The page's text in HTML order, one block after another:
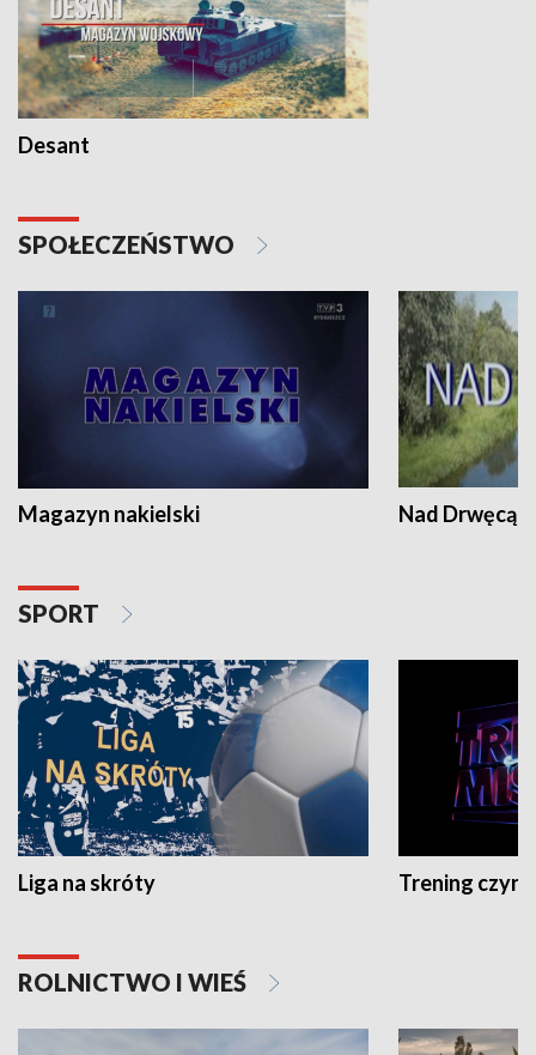
Desant
SPOŁECZEŃSTWO
Magazyn nakielski Nad Drwęcą
SPORT
Liga na skróty Trening czyni
ROLNICTWO I WIEŚ